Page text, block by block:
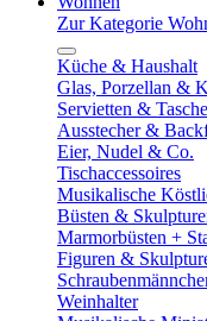
Zur Kategorie
Küche & Haushalt
Glas, Porzellan &
Servietten &
Ausstecher &
Eier, Nudel & Co.
Tischaccessoires
Musikalische
Büsten &
Marmorbüsten +
Figuren &
Weinhalter